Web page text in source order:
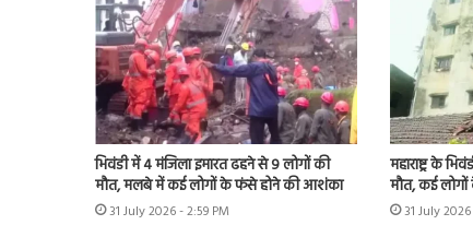
भिवंडी में 4 मंजिला इमारत ढहने से 9 लोगों की
मौत, मलबे में कई लोगों के फंसे होने की आशंका
31 July 2026 - 2:59 PM
महाराष्ट्र के
मौत, कई
31 July